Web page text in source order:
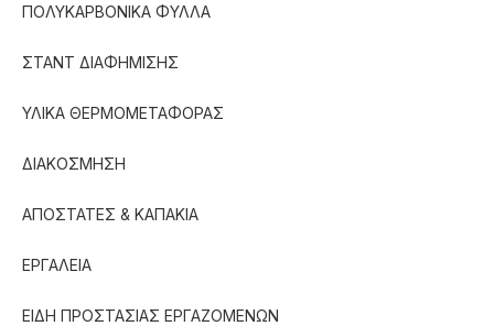
ΠΟΛΥΚΑΡΒΟΝΙΚΑ ΦΥΛΛΑ
ΣΤΑΝΤ ΔΙΑΦΗΜΙΣΗΣ
ΥΛΙΚΑ ΘΕΡΜΟΜΕΤΑΦΟΡΑΣ
ΔΙΑΚΟΣΜΗΣΗ
ΑΠΟΣΤΑΤΕΣ & ΚΑΠΑΚΙΑ
ΕΡΓΑΛΕΙΑ
ΕΙΔΗ ΠΡΟΣΤΑΣΙΑΣ ΕΡΓΑΖΟΜΕΝΩΝ